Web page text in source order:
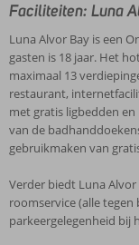
Faciliteiten: Luna
Luna Alvor Bay is een
gasten is 18 jaar. Het
maximaal 13
restaurant,
met gratis ligbedden
van de
gebruikmaken van
Verder biedt Luna Alvor
roomservice (alle
parkeergelegenheid bij